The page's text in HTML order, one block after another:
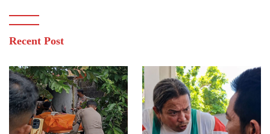
Recent Post